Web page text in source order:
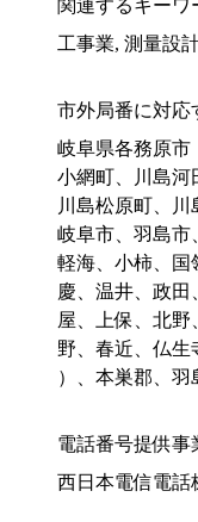
関連するキーワ
工事業, 測量設
市外局番に対応
岐阜県各務原市
小網町、川島河
川島松原町、川
岐阜市、羽島市
軽海、小柿、国
慶、温井、政
屋、上保、北
野、春近、仏生
）、本巣郡、羽
電話番号提供事
西日本電信電話